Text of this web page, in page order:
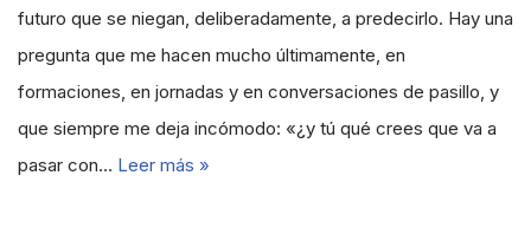
futuro que se niegan, deliberadamente, a predecirlo. Hay una
pregunta que me hacen mucho últimamente, en
formaciones, en jornadas y en conversaciones de pasillo, y
que siempre me deja incómodo: «¿y tú qué crees que va a
pasar con… Leer más »